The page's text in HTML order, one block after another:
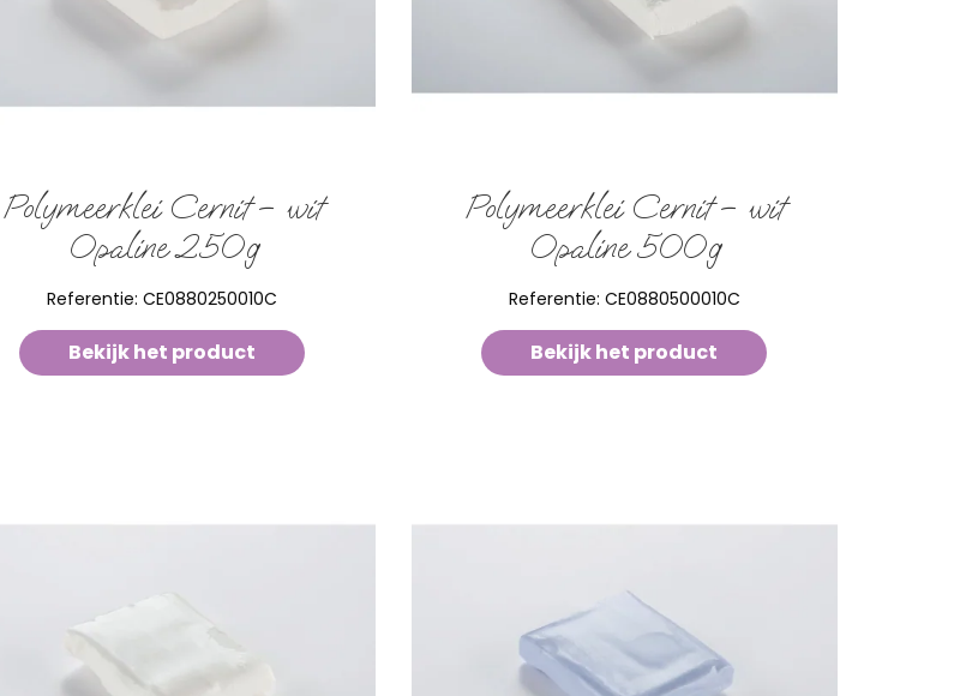
Polymeerklei Cernit – wit
Opaline 250g
Referentie:CE0880250010C
Bekijk het product
Polymeerklei Cernit – wit
Opaline 500g
Referentie: CE0880500010C
Bekijk het product